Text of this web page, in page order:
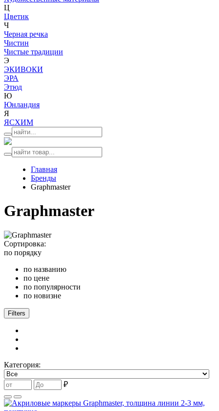
Ц
Цветик
Ч
Черная речка
Чистин
Чистые традиции
Э
ЭКИВОКИ
ЭРА
Этюд
Ю
Юнландия
Я
ЯСХИМ
Главная
Бренды
Graphmaster
Graphmaster
Сортировка:
по порядку
по названию
по цене
по популярности
по новизне
Filters
Категория:
₽